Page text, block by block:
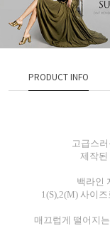
PRODUCT INFO
고급스
제작된
백라인
1(S),2(M) 사이
매끄럽게 떨어지